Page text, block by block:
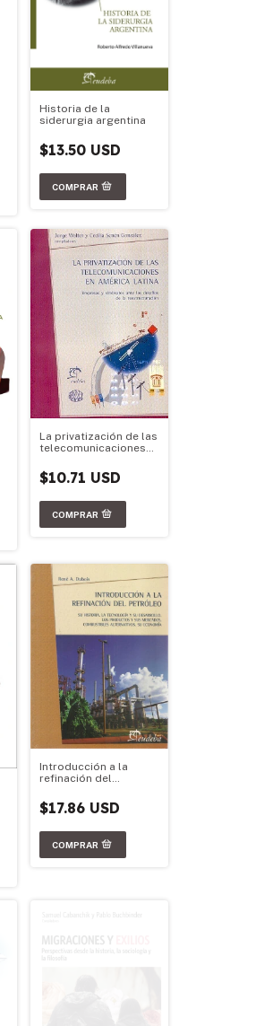
Historia de la
siderurgia argentina
$13.50 USD
La privatización de las
telecomunicaciones
$10.71 USD
Introducción a la
refinación del
$17.86 USD